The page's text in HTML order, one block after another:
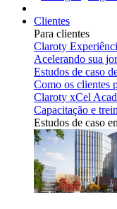
Clientes
Para clientes
Claroty
Acelerando sua
Estudos de caso
Como os clientes
Claroty xCel
Capacitação e
Estudos de caso